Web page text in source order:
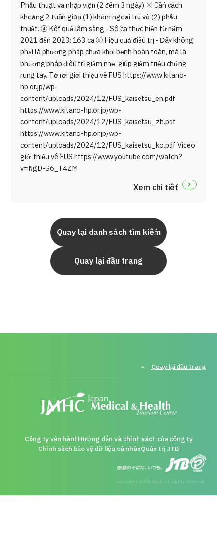
Phẫu thuật và nhập viện (2 đêm 3 ngày) ※ Cần cách
khoảng 2 tuần giữa (1) khám ngoại trú và (2) phẫu
thuật. ④ Kết quả lâm sàng - Số ca thực hiện từ năm
2021 đến 2023: 163 ca ⑤ Hiệu quả điều trị - Đây không
phải là phương pháp chữa khỏi bệnh hoàn toàn, mà là
phương pháp điều trị giảm nhẹ, giúp giảm triệu chứng
rung tay. Tờ rơi giới thiệu về FUS https://www.kitano-
hp.or.jp/wp-
content/uploads/2024/12/FUS_kaisetsu_en.pdf
https://www.kitano-hp.or.jp/wp-
content/uploads/2024/12/FUS_kaisetsu_zh.pdf
https://www.kitano-hp.or.jp/wp-
content/uploads/2024/12/FUS_kaisetsu_ko.pdf Video
giới thiệu về FUS https://www.youtube.com/watch?
v=NgD-G6_T4ZM
Xem chi tiết
Quay lại danh sách tìm kiếm
Quay lại đầu trang
Quay lại đầu trang
Công ty vận hànhHướng dẫn và chính sách của công ty
Chính sách bảo vệ dữ liệu cá nhânQuản trị JTB
copyright (c)JTB Corp. all rights reserved.